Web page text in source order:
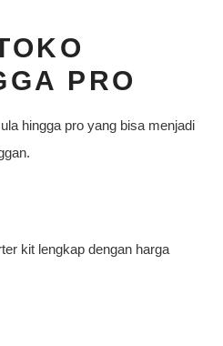
PRO
hingga pro yang bisa menjadi
kit lengkap dengan harga